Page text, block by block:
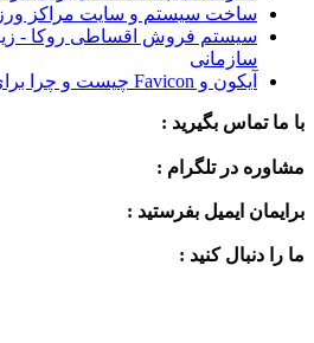
ساخت سیستم و سایت مراکز
سیستم فروش اقساطی روکا -
سازمانی
آیکون و Favicon چیست و چرا برای سایت شما مهم است؟
با ما تماس بگیرید :
مشاوره در تلگرام :
برایمان ایمیل بفرستید :
ما را دنبال کنید :